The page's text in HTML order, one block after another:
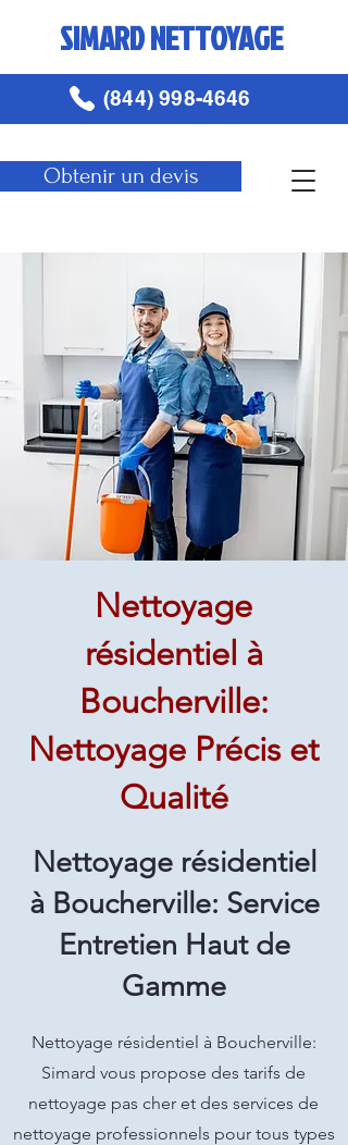
SIMARD NETTOYAGE
Obtenir un devis
(844) 998-4646
Nettoyage
résidentiel à
Boucherville:
Nettoyage Précis et
Qualité
Nettoyage résidentiel
à Boucherville: Service
Entretien Haut de
Gamme
Nettoyage résidentiel à Boucherville:
Simard vous propose des tarifs de
nettoyage pas cher et des services de
nettoyage professionnels pour tous types